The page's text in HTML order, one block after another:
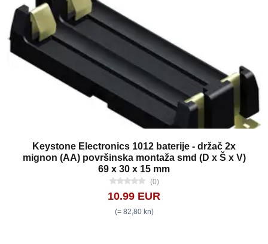
Keystone Electronics 1012 baterije - držač 2x
mignon (AA) površinska montaža smd (D x Š x V)
69 x 30 x 15 mm
(0)
10.99 EUR
(= 82,80 kn)